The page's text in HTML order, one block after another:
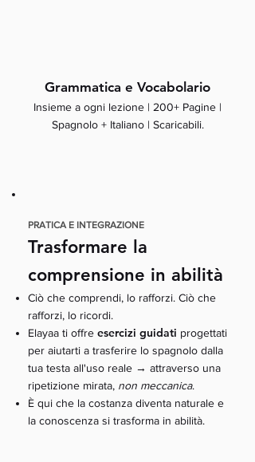
Grammatica e Vocabolario
Insieme a ogni lezione | 200+ Pagine |
Spagnolo + Italiano | Scaricabili.
PRATICA E INTEGRAZIONE
Trasformare la
comprensione in abilità
Ciò che comprendi, lo rafforzi. Ciò che
rafforzi, lo ricordi.
Elayaa ti offre esercizi guidati progettati
per aiutarti a trasferire lo spagnolo dalla
tua testa all'uso reale → attraverso una
ripetizione mirata, non meccanica.
È qui che la costanza diventa naturale e
la conoscenza si trasforma in abilità.